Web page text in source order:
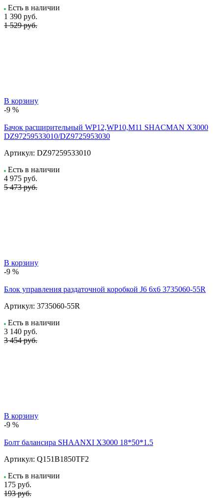
Есть в наличии
1 390 руб.
1 529 руб.
В корзину
-9 %
Бачок расширительный WP12,WP10,M11 SHACMAN X3000
DZ97259533010/DZ9725953030
Артикул: DZ97259533010
Есть в наличии
4 975 руб.
5 473 руб.
В корзину
-9 %
Блок управления раздаточной коробкой J6 6x6 3735060-55R
Артикул: 3735060-55R
Есть в наличии
3 140 руб.
3 454 руб.
В корзину
-9 %
Болт балансира SHAANXI Х3000 18*50*1.5
Артикул: Q151B1850TF2
Есть в наличии
175 руб.
193 руб.